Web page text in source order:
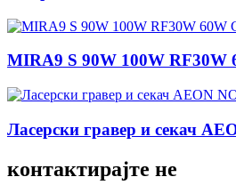
MIRA9 S 90W 100W RF30W
Ласерски гравер и секач
контактирајте не